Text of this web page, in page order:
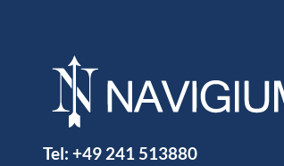
Tel: +49 241 513880